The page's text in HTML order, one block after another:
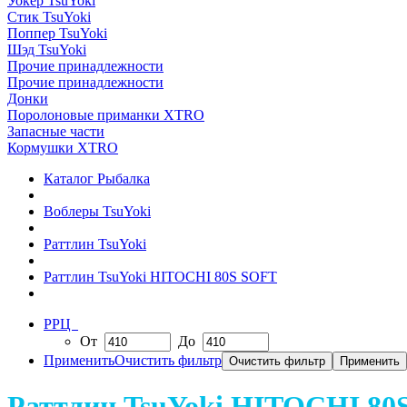
Стик TsuYoki
Поппер TsuYoki
Шэд TsuYoki
Прочие принадлежности
Прочие принадлежности
Донки
Поролоновые приманки XTRO
Запасные части
Кормушки XTRO
Каталог Рыбалка
Воблеры TsuYoki
Раттлин TsuYoki
Раттлин TsuYoki HITOCHI 80S SOFT
РРЦ
От
До
ПрименитьОчистить фильтр